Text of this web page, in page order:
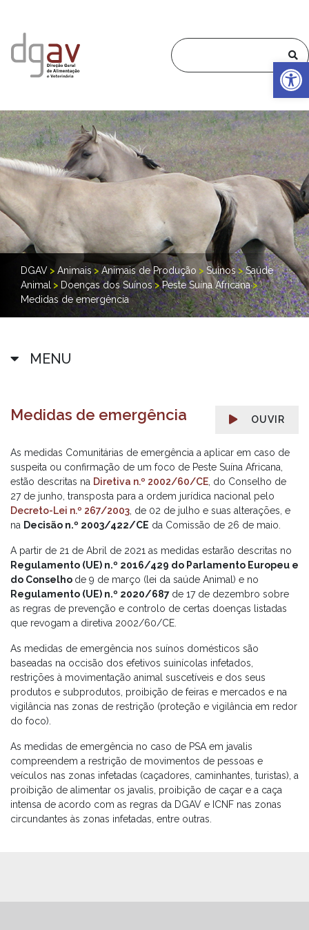
DGAV > Animais> Animais de Produção > Suínos>Saúde
Animal > Doenças dos Suínos>Peste Suína Africana>
Medidas de emergência
MENU
OUVIR
Medidas de emergência
As medidas Comunitárias de emergência a aplicar em caso de
suspeita ou confirmação de um foco de Peste Suína Africana,
estão descritas na Diretiva n.º 2002/60/CE , do Conselho de
27 de junho, transposta para a ordem jurídica nacional pelo
Decreto-Lei n.º 267/2003 , de 02 de julho e suas alterações, e
na Decisão n.º 2003/422/CE da Comissão de 26 de maio.
A partir de 21 de Abril de 2021 as medidas estarão descritas no
Regulamento (UE) n.º 2016/429 do Parlamento Europeu e
do Conselho de 9 de março (lei da saúde Animal) e no
Regulamento (UE) n.º 2020/687 de 17 de dezembro sobre
as regras de prevenção e controlo de certas doenças listadas
que revogam a diretiva 2002/60/CE.
As medidas de emergência nos suínos domésticos são
baseadas na occisão dos efetivos suinícolas infetados,
restrições à movimentação animal suscetíveis e dos seus
produtos e subprodutos, proibição de feiras e mercados e na
vigilância nas zonas de restrição (proteção e vigilância em redor
do foco).
As medidas de emergência no caso de PSA em javalis
compreendem a restrição de movimentos de pessoas e
veículos nas zonas infetadas (caçadores, caminhantes, turistas), a
proibição de alimentar os javalis, proibição de caçar e a caça
intensa de acordo com as regras da DGAV e ICNF nas zonas
circundantes às zonas infetadas, entre outras.